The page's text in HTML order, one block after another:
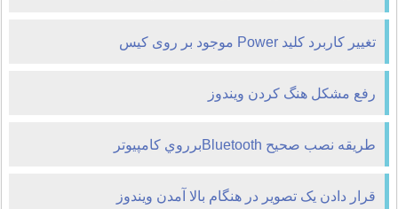
تغییر کاربرد کلید Power موجود بر روی کیس
رفع مشکل هنگ کردن ویندوز
طريقه نصب صحيح Bluetoothبرروي كامپيوتر
قرار دادن یک تصوير در هنگام بالا آمدن ويندوز